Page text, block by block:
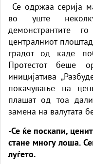
Се одржаа серија
во уште
демонстрантите
централниот
градот од каде
Протестот беше
иницијатива
покачување на
плашат од тоа
замена на валутата
-Се ќе поскапи,
стане многу лоша.
луѓето.